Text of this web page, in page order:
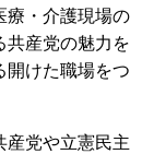
療・介護現場の
共産党の魅力を
開けた職場をつ
党や立憲民主